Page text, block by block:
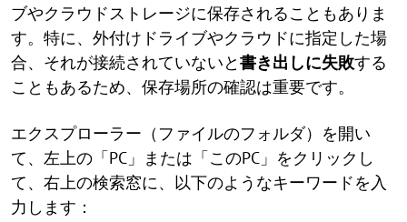
ブやクラウドストレージに保存されることもありま
す。特に、外付けドライブやクラウドに指定した場
合、それが接続されていないと書き出しに失敗する
こともあるため、保存場所の確認は重要です。
エクスプローラー（ファイルのフォルダ）を開い
て、左上の「PC」または「このPC」をクリックし
て、右上の検索窓に、以下のようなキーワードを入
力します：